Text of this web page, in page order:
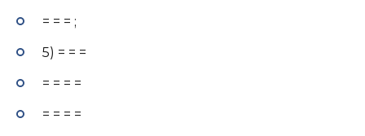
= = = ;
5) = = =
= = = =
= = = =